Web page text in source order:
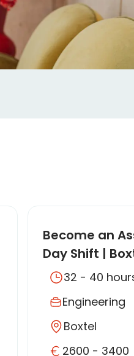
Become an
Day Shift |
Effects of the
32 - 40
Engineering
Boxtel
2600 - 3400